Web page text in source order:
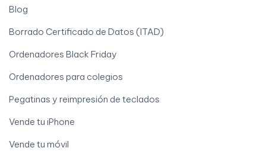
Blog
Borrado Certificado de Datos (ITAD)
Ordenadores Black Friday
Ordenadores para colegios
Pegatinas y reimpresión de teclados
Vende tu iPhone
Vende tu móvil